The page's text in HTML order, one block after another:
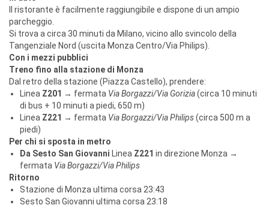
Il ristorante è facilmente raggiungibile e dispone di un ampio
parcheggio.
Si trova a circa 30 minuti da Milano, vicino allo svincolo della
Tangenziale Nord (uscita Monza Centro/Via Philips).
Con i mezzi pubblici
Treno fino alla stazione di Monza
Dal retro della stazione (Piazza Castello), prendere:
Linea Z201 → fermata Via Borgazzi/Via Gorizia(circa 10 minuti
di bus + 10 minuti a piedi, 650 m)
Linea Z221 → fermata Via Borgazzi/Via Philips(circa 500 m a
piedi)
Per chi si sposta in metro
Da Sesto San Giovanni Linea Z221 in direzione Monza →
fermata Via Borgazzi/Via Philips
Ritorno
Stazione di Monza ultima corsa 23:43
Sesto San Giovanni ultima corsa 23:18